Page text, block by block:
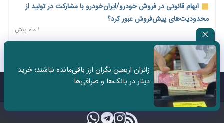
۱۴ مرداد؛ اولین «روز ملی کارفرما» در تقویم رسمی ایران/«روز ملی
کارفرما» چگونه به تقویم رسمی کشور رسید؟
۲ روز پیش
سکه در یک قدمی ۱۸۵ میلیون تومان
۳ روز پیش
تشکل‌ها در مسیر ارتقای تاب‌آوری اعضا برنامه‌ریزی کنند
ساماندهی نیروهای شرکتی نباید قربانی ملاحظات انتخاباتی شود/
ابهام قانونی در فروش خودرو/ایران‌خودرو با مشارکت در تولید از
محدودیت‌های پیش‌فروش عبور کرد؟
۱ ماه پیش
سه نماد جدید اخزا در فرابورس پذیرش شد
ثبت نادرست عنوان شغلی، کارگر و کارفرما را با جریمه و شکایت
روبه‌رو می‌کند
زائران اربعین نگران ارز باقی‌مانده نباشند؛ خرید
دینار در بانک‌ها و صرافی‌ها